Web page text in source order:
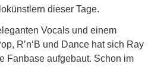
dieser Tage.
Vocals und einem
R’n‘B und Dance hat sich Ray
Fanbase aufgebaut. Schon im